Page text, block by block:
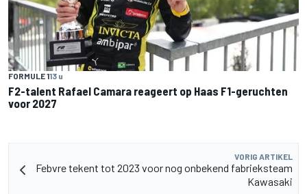
FORMULE 113 u
F2-talent Rafael Camara reageert op Haas F1-geruchten
voor 2027
VORIG ARTIKEL
Febvre tekent tot 2023 voor nog onbekend fabrieksteam
Kawasaki